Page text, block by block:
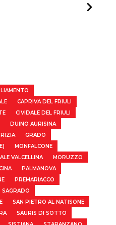
CAPRIVA DEL FRIULI
CIVIDALE DEL FRIULI
DUINO AURISINA
GRADO
MONFALCONE
VALCELLINA
MORUZZO
PALMANOVA
PREMARIACCO
SAGRADO
SAN PIETRO AL NATISONE
SAURIS DI SOTTO